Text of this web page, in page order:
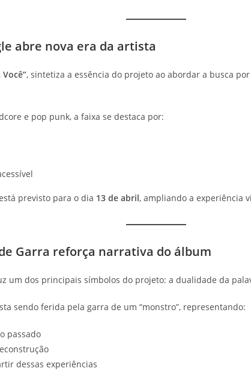
abre nova era da artista
Você”, sintetiza a essência do projeto ao abordar a busca
e pop punk, a faixa se destaca por:
previsto para o dia 13 de abril, ampliando a experiência
Garra reforça narrativa do álbum
um dos principais símbolos do projeto: a dualidade da
sendo ferida pela garra de um “monstro”, representando:
passado
dessas experiências